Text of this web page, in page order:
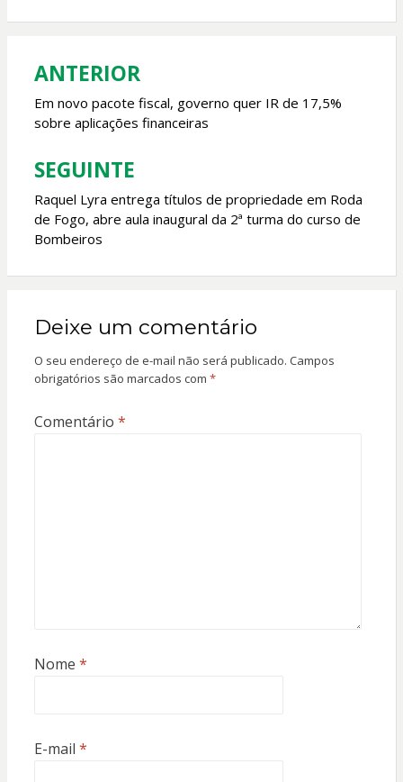
o
k
A
p
Navegação
de
Post
ANTERIOR
Em novo pacote fiscal, governo quer IR de 17,5%
sobre aplicações financeiras
SEGUINTE
Raquel Lyra entrega títulos de propriedade em Roda
de Fogo, abre aula inaugural da 2ª turma do curso de
Bombeiros
Deixe um comentário
O seu endereço de e-mail não será publicado. Campos
obrigatórios são marcados com *
Comentário *
Nome *
E-mail *